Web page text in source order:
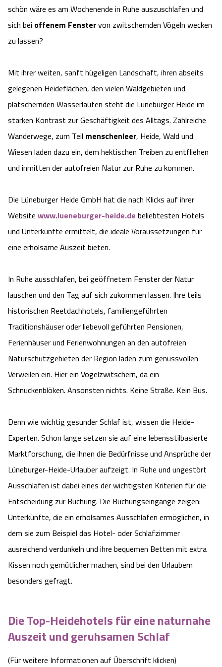
Camping
Urlaub mit Hund
Anreise
Kataloge
Angebote
Reiten
Regionale Küche
HeideSpezialitäten
Unterkünfte
Urlaub mit Hund
Urlaub auf dem Bauernhof
Veranstaltungen
Wildpark Lüneburger Heide
Otter Zentrum
Wildpark Müden
Snow World Bispingen
Ralf Schumacher Kart & Bowl
Abenteuerland Trampolin-Park
Unterkünfte
Ausflugsziele
Unterkünfte Celle
Veranstaltungen & Führungen Celle
schön wäre es am Wochenende in Ruhe auszuschlafen und
sich bei offenem Fenstervon zwitschernden Vögeln wecken
zu lassen?
Mit ihrer weiten, sanft hügeligen Landschaft, ihren abseits
gelegenen Heideflächen, den vielen Waldgebieten und
plätschernden Wasserläufen steht die Lüneburger Heide im
starken Kontrast zur Geschäftigkeit des Alltags. Zahlreiche
Wanderwege, zum Teil menschenleer, Heide, Wald und
Wiesen laden dazu ein, dem hektischen Treiben zu entfliehen
und inmitten der autofreien Natur zur Ruhe zu kommen.
Die Lüneburger Heide GmbH hat die nach Klicks auf ihrer
Website www.lueneburger-heide.de beliebtesten Hotels
und Unterkünfte ermittelt, die ideale Voraussetzungen für
eine erholsame Auszeit bieten.
In Ruhe ausschlafen, bei geöffnetem Fenster der Natur
lauschen und den Tag auf sich zukommen lassen. Ihre teils
historischen Reetdachhotels, familiengeführten
Traditionshäuser oder liebevoll geführten Pensionen,
Ferienhäuser und Ferienwohnungen an den autofreien
Naturschutzgebieten der Region laden zum genussvollen
Verweilen ein. Hier ein Vogelzwitschern, da ein
Schnuckenblöken. Ansonsten nichts. Keine Straße. Kein Bus.
Denn wie wichtig gesunder Schlaf ist, wissen die Heide-
Experten. Schon lange setzen sie auf eine lebensstilbasierte
Marktforschung, die ihnen die Bedürfnisse und Ansprüche der
Lüneburger-Heide-Urlauber aufzeigt. In Ruhe und ungestört
Ausschlafen ist dabei eines der wichtigsten Kriterien für die
Entscheidung zur Buchung. Die Buchungseingänge zeigen:
Unterkünfte, die ein erholsames Ausschlafen ermöglichen, in
dem sie zum Beispiel das Hotel- oder Schlafzimmer
ausreichend verdunkeln und ihre bequemen Betten mit extra
Kissen noch gemütlicher machen, sind bei den Urlaubern
besonders gefragt.
Die Top-Heidehotels für eine naturnahe
Auszeit und geruhsamen Schlaf
(Für weitere Informationen auf Überschrift klicken)